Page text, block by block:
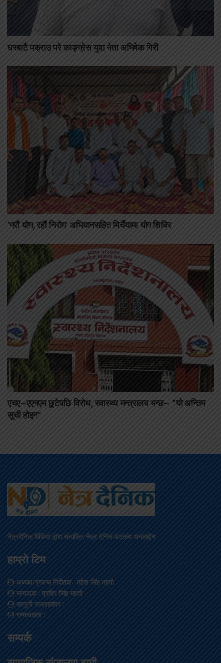
घरबाटै पक्राउ परे काङ्ग्रेस युवा नेता अभिषेक गिरी
‘गरौं योग, रहौं निरोग’ अभियानसहित मिर्चैयामा योग शिविर
एचए–एएनएम छुटेपछि विरोध, स्वास्थ्य मन्त्रालय भन्छ– “यो अन्तिम
सूची होइन”
नेत्रदैनिक मिडिया द्वारा संचालित नेत्र दैनिक डटकम अनलाईन
हाम्रो टिम
अध्यक्ष/प्रबन्ध निर्देशक: महेश सिंह महतो
सम्पादक: प्रदिप सिंह महतो
कानूनी सल्लाहकार:
सम्वाददाता:
सम्पर्क